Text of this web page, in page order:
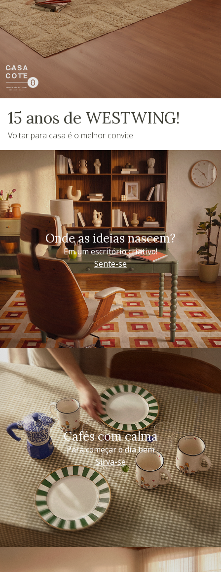
15 anos de WESTWING!
Voltar para casa é o melhor convite
Onde as ideias nascem?
Em um escritório criativo!
Sente-se
Cafés com calma
Para começar o dia bem
Sirva-se